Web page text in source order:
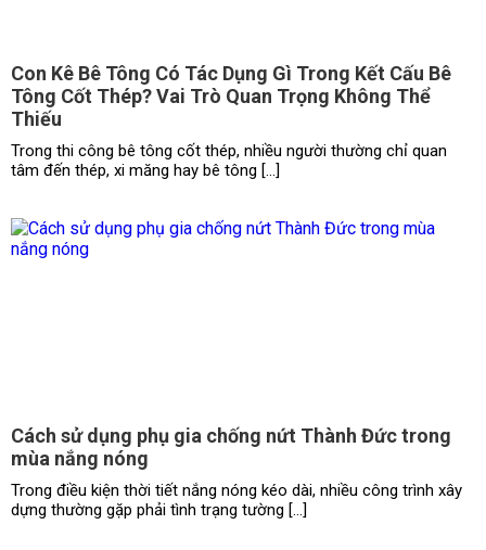
Con Kê Bê Tông Có Tác Dụng Gì Trong Kết Cấu Bê
Tông Cốt Thép? Vai Trò Quan Trọng Không Thể
Thiếu
Trong thi công bê tông cốt thép, nhiều người thường chỉ quan
tâm đến thép, xi măng hay bê tông […]
Cách sử dụng phụ gia chống nứt Thành Đức trong
mùa nắng nóng
Trong điều kiện thời tiết nắng nóng kéo dài, nhiều công trình xây
dựng thường gặp phải tình trạng tường […]